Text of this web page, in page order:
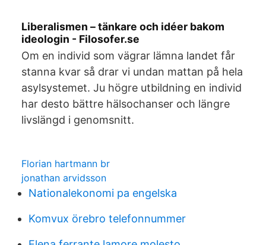
Liberalismen – tänkare och idéer bakom
ideologin - Filosofer.se
Om en individ som vägrar lämna landet får
stanna kvar så drar vi undan mattan på hela
asylsystemet. Ju högre utbildning en individ
har desto bättre hälsochanser och längre
livslängd i genomsnitt.
Florian hartmann br
jonathan arvidsson
Nationalekonomi pa engelska
Komvux örebro telefonnummer